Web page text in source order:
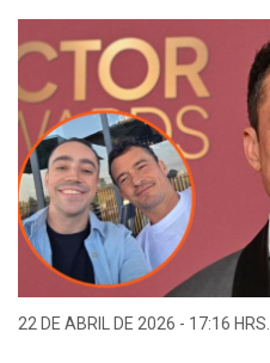
22 DE ABRIL DE 2026 - 17:16 HRS.